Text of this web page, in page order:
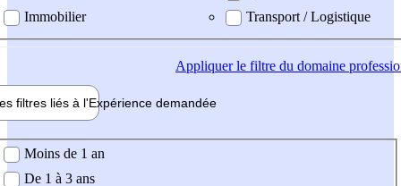
Immobilier
Transport / Logistique
Appliquerle filtre du domaine
filtres liés à l'Expérience demandée
demandée
Moins de 1 an
De 1 à 3 ans